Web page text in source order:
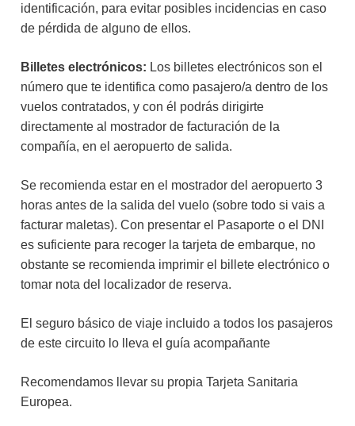
identificación, para evitar posibles incidencias en caso
de pérdida de alguno de ellos.
Billetes electrónicos: Los billetes electrónicos son el
número que te identifica como pasajero/a dentro de los
vuelos contratados, y con él podrás dirigirte
directamente al mostrador de facturación de la
compañía, en el aeropuerto de salida.
Se recomienda estar en el mostrador del aeropuerto 3
horas antes de la salida del vuelo (sobre todo si vais a
facturar maletas). Con presentar el Pasaporte o el DNI
es suficiente para recoger la tarjeta de embarque, no
obstante se recomienda imprimir el billete electrónico o
tomar nota del localizador de reserva.
El seguro básico de viaje incluido a todos los pasajeros
de este circuito lo lleva el guía acompañante
Recomendamos llevar su propia Tarjeta Sanitaria
Europea.